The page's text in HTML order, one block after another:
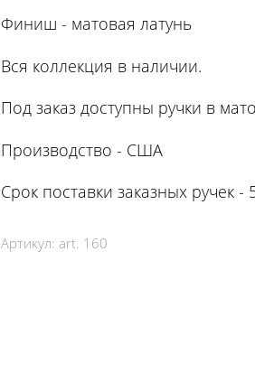
Финиш - матовая латунь
Вся коллекция в наличии.
Под заказ доступны ручки в
Производство - США
Срок поставки заказных ручек -
Артикул: art. 160